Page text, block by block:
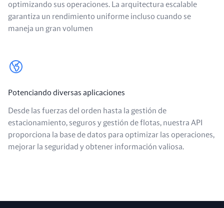
optimizando sus operaciones. La arquitectura escalable
garantiza un rendimiento uniforme incluso cuando se
maneja un gran volumen
Potenciando diversas aplicaciones
Desde las fuerzas del orden hasta la gestión de
estacionamiento, seguros y gestión de flotas, nuestra API
proporciona la base de datos para optimizar las operaciones,
mejorar la seguridad y obtener información valiosa.